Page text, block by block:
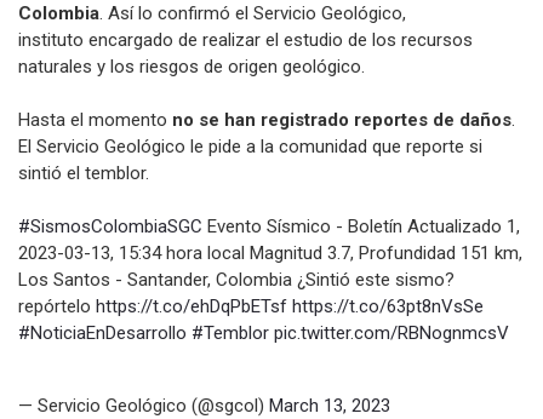
Colombia. Así lo confirmó el Servicio Geológico,
instituto encargado de realizar el estudio de los recursos
naturales y los riesgos de origen geológico.
Hasta el momento no se han registrado reportes de daños.
El Servicio Geológico le pide a la comunidad que reporte si
sintió el temblor.
#SismosColombiaSGC Evento Sísmico - Boletín Actualizado 1,
2023-03-13, 15:34 hora local Magnitud 3.7, Profundidad 151 km,
Los Santos - Santander, Colombia ¿Sintió este sismo?
repórtelo https://t.co/ehDqPbETsf https://t.co/63pt8nVsSe
#NoticiaEnDesarrollo #Temblor pic.twitter.com/RBNognmcsV
— Servicio Geológico (@sgcol) March 13, 2023